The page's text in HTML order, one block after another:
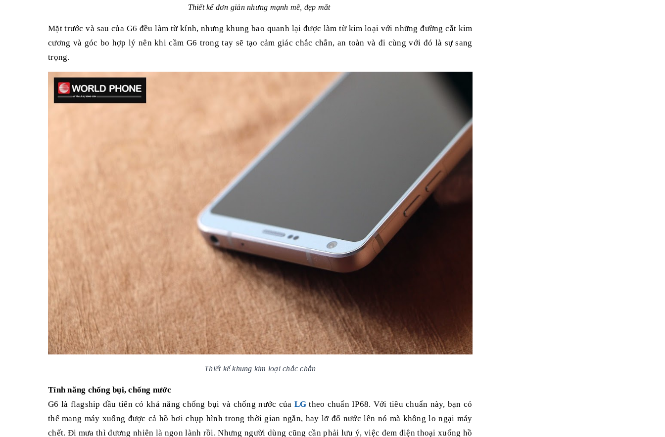
Thiết kế đơn giản nhưng mạnh mẽ, đẹp mắt
Mặt trước và sau của G6 đều làm từ kính, nhưng khung bao quanh lại được làm từ kim loại với những đường cắt kim
cương và góc bo hợp lý nên khi cầm G6 trong tay sẽ tạo cảm giác chắc chắn, an toàn và đi cùng với đó là sự sang
trọng.
Thiết kế khung kim loại chắc chắn
Tính năng chống bụi, chống nước
G6 là flagship đầu tiên có khả năng chống bụi và chống nước của LG theo chuẩn IP68. Với tiêu chuẩn này, bạn có
thể mang máy xuống được cả hồ bơi chụp hình trong thời gian ngắn, hay lỡ đổ nước lên nó mà không lo ngại máy
chết. Đi mưa thì đương nhiên là ngon lành rồi. Nhưng người dùng cũng cần phải lưu ý, việc đem điện thoại xuống hồ